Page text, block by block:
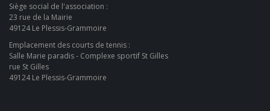
Siège social de l'association :
23 rue de la Mairie
49124 Le Plessis-Grammoire
Emplacement des courts de tennis :
Salle Marie paradis - Complexe sportif St Gilles
rue St Gilles
49124 Le Plessis-Grammoire